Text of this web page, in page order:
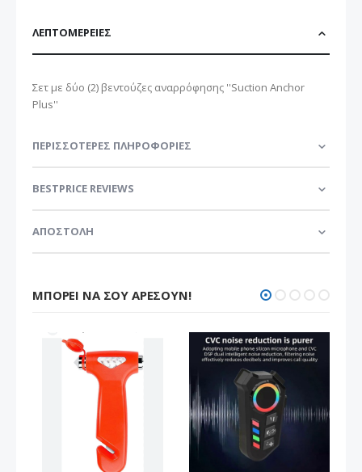
ΛΕΠΤΟΜΈΡΕΙΕΣ
Σετ με δύο (2) βεντούζες αναρρόφησης ''Suction Anchor
Plus''
ΠΕΡΙΣΣΌΤΕΡΕΣ ΠΛΗΡΟΦΟΡΊΕΣ
BESTPRICE REVIEWS
ΑΠΟΣΤΟΛΗ
ΜΠΟΡΕΊ ΝΑ ΣΟΥ ΑΡΈΣΟΥΝ!